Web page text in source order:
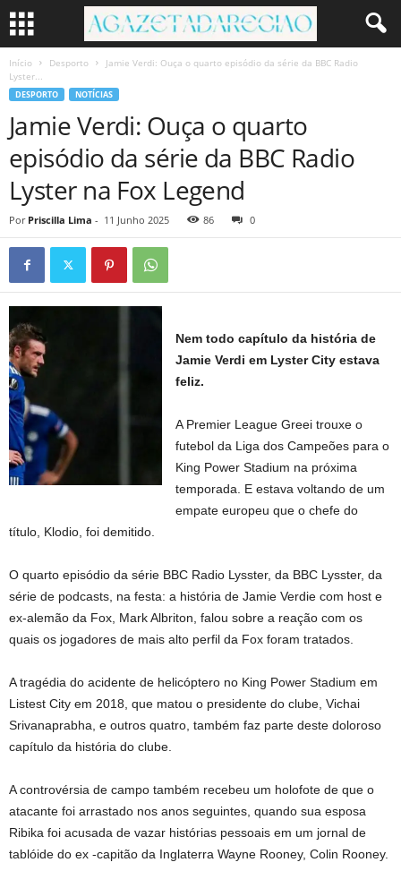
Início Desporto
Jamie Verdi: Ouça o quarto episódio da série da BBC Radio
Lyster...
DESPORTO NOTÍCIAS
Jamie Verdi: Ouça o quarto
episódio da série da BBC Radio
Lyster na Fox Legend
Por Priscilla Lima - 11 Junho 2025 86 0
Nem todo capítulo da história de
Jamie Verdi em Lyster City estava
feliz.
A Premier League Greei trouxe o
futebol da Liga dos Campeões para o
King Power Stadium na próxima
temporada. E estava voltando de um
empate europeu que o chefe do
título, Klodio, foi demitido.
O quarto episódio da série BBC Radio Lysster, da BBC Lysster, da
série de podcasts, na festa: a história de Jamie Verdie com host e
ex-alemão da Fox, Mark Albriton, falou sobre a reação com os
quais os jogadores de mais alto perfil da Fox foram tratados.
A tragédia do acidente de helicóptero no King Power Stadium em
Listest City em 2018, que matou o presidente do clube, Vichai
Srivanaprabha, e outros quatro, também faz parte deste doloroso
capítulo da história do clube.
A controvérsia de campo também recebeu um holofote de que o
atacante foi arrastado nos anos seguintes, quando sua esposa
Ribika foi acusada de vazar histórias pessoais em um jornal de
tablóide do ex -capitão da Inglaterra Wayne Rooney, Colin Rooney.